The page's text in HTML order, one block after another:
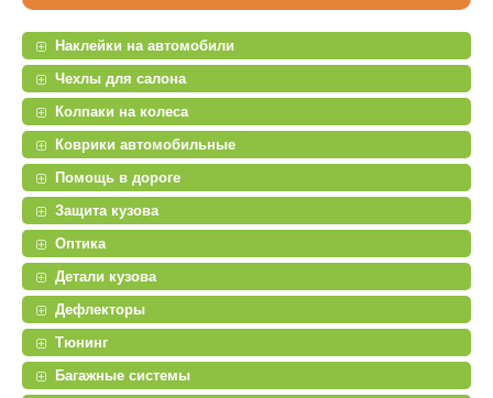
Наклейки на автомобили
Чехлы для салона
Колпаки на колеса
Коврики автомобильные
Помощь в дороге
Защита кузова
Оптика
Детали кузова
Дефлекторы
Тюнинг
Багажные системы